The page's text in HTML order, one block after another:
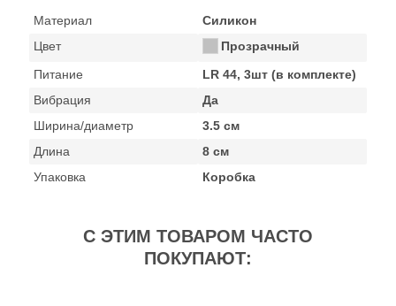
Материал
Силикон
Цвет
Прозрачный
Питание
LR 44, 3шт (в комплекте)
Вибрация
Да
Ширина/диаметр
3.5 см
Длина
8 см
Упаковка
Коробка
С ЭТИМ ТОВАРОМ ЧАСТО
ПОКУПАЮТ: